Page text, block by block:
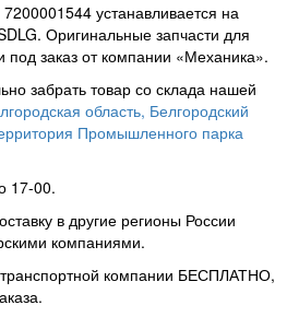
устанавливается на
Оригинальные запчасти для
под заказ от компании «Механика».
забрать товар со склада нашей
область, Белгородский
Промышленного парка
17-00.
в другие регионы России
компаниями.
компании БЕСПЛАТНО,